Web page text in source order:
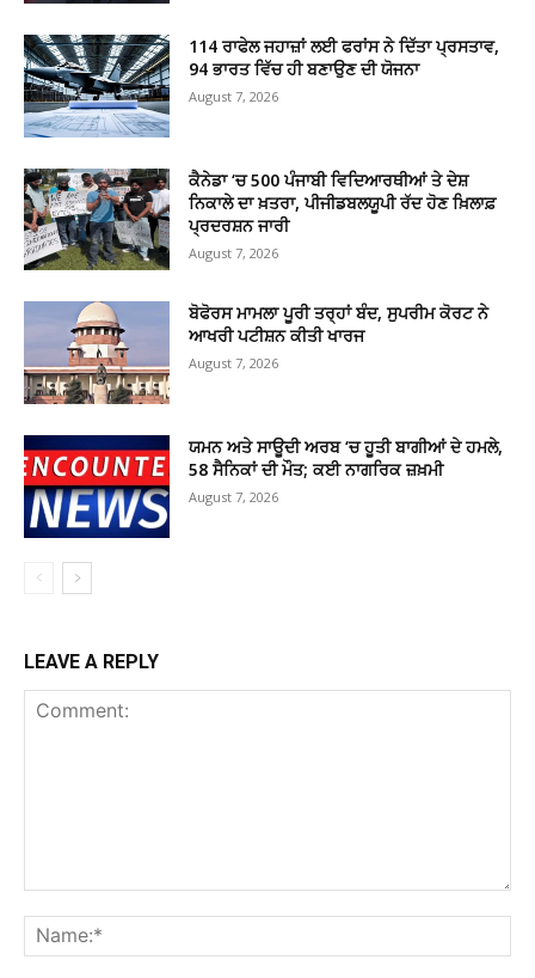
114 ਰਾਫੇਲ ਜਹਾਜ਼ਾਂ ਲਈ ਫਰਾਂਸ ਨੇ ਦਿੱਤਾ ਪ੍ਰਸਤਾਵ,
94 ਭਾਰਤ ਵਿੱਚ ਹੀ ਬਣਾਉਣ ਦੀ ਯੋਜਨਾ
August 7, 2026
ਕੈਨੇਡਾ ‘ਚ 500 ਪੰਜਾਬੀ ਵਿਦਿਆਰਥੀਆਂ ਤੇ ਦੇਸ਼
ਨਿਕਾਲੇ ਦਾ ਖ਼ਤਰਾ, ਪੀਜੀਡਬਲਯੂਪੀ ਰੱਦ ਹੋਣ ਖ਼ਿਲਾਫ਼
ਪ੍ਰਦਰਸ਼ਨ ਜਾਰੀ
August 7, 2026
ਬੋਫੋਰਸ ਮਾਮਲਾ ਪੂਰੀ ਤਰ੍ਹਾਂ ਬੰਦ, ਸੁਪਰੀਮ ਕੋਰਟ ਨੇ
ਆਖਰੀ ਪਟੀਸ਼ਨ ਕੀਤੀ ਖਾਰਜ
August 7, 2026
ਯਮਨ ਅਤੇ ਸਾਊਦੀ ਅਰਬ ‘ਚ ਹੂਤੀ ਬਾਗੀਆਂ ਦੇ ਹਮਲੇ,
58 ਸੈਨਿਕਾਂ ਦੀ ਮੌਤ; ਕਈ ਨਾਗਰਿਕ ਜ਼ਖ਼ਮੀ
August 7, 2026
LEAVE A REPLY